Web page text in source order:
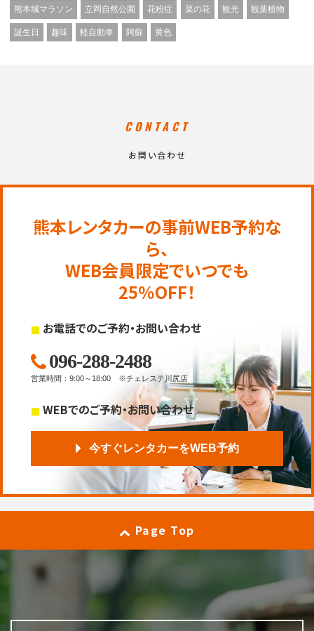
熊本城マラソン 立岡自然公園 花粉症 菜の花 観光 観葉植物
誕生日 趣味 軽自動車 阿蘇 黄色
CONTACT
お問い合わせ
熊本レンタカーの事前WEB予約な
ら、
WEB会員限定でいつでも
25％OFF！
お電話でのご予約・お問い合わせ
096-288-2488
営業時間 ： 9:00～18:00 ※チェレステ川尻店
WEBでのご予約・お問い合わせ
今すぐレンタカーをWEB予約
Page Top